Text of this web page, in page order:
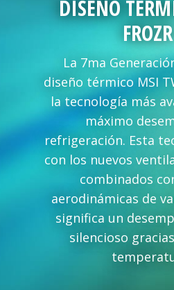
DISEÑO
La 7ma
diseño térmico MSI
la tecnología más
máximo
refrigeración. Esta
con los nuevos
combinados
aerodinámicas de
significa un
silencioso